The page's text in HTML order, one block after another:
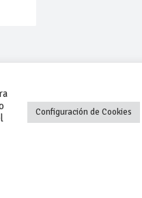
+34 627 35 00 36
Configuración de Cookies